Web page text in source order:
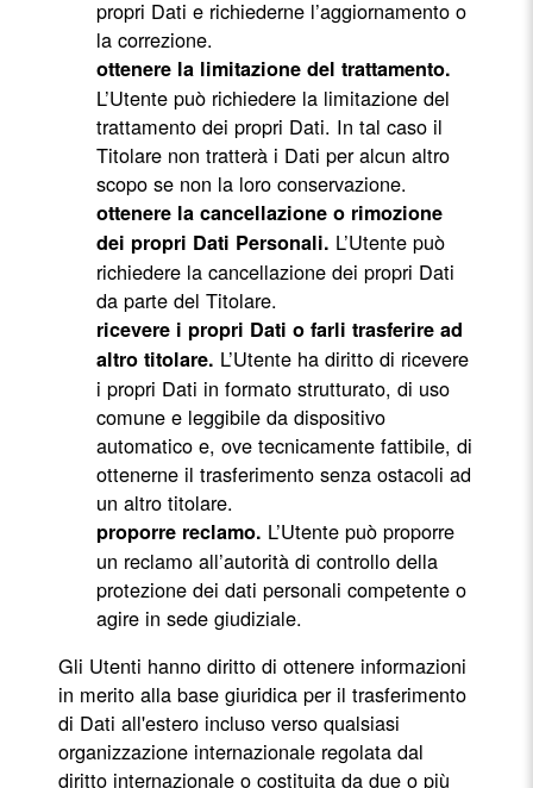
propri Dati e richiederne l’aggiornamento o
la correzione.
ottenere la limitazione del trattamento.
L’Utente può richiedere la limitazione del
trattamento dei propri Dati. In tal caso il
Titolare non tratterà i Dati per alcun altro
scopo se non la loro conservazione.
ottenere la cancellazione o rimozione
dei propri Dati Personali. L’Utente può
richiedere la cancellazione dei propri Dati
da parte del Titolare.
ricevere i propri Dati o farli trasferire ad
altro titolare. L’Utente ha diritto di ricevere
i propri Dati in formato strutturato, di uso
comune e leggibile da dispositivo
automatico e, ove tecnicamente fattibile, di
ottenerne il trasferimento senza ostacoli ad
un altro titolare.
proporre reclamo. L’Utente può proporre
un reclamo all’autorità di controllo della
protezione dei dati personali competente o
agire in sede giudiziale.
Gli Utenti hanno diritto di ottenere informazioni
in merito alla base giuridica per il trasferimento
di Dati all'estero incluso verso qualsiasi
organizzazione internazionale regolata dal
diritto internazionale o costituita da due o più